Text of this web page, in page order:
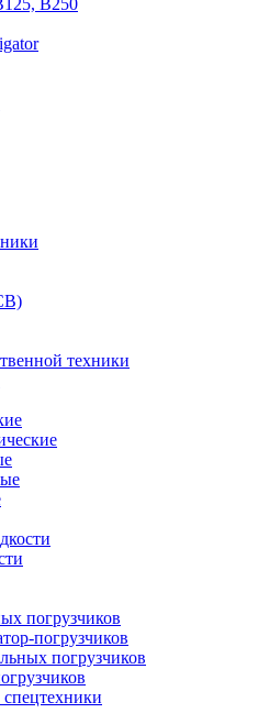
техники
погрузчиков
погрузчиков
погрузчиков